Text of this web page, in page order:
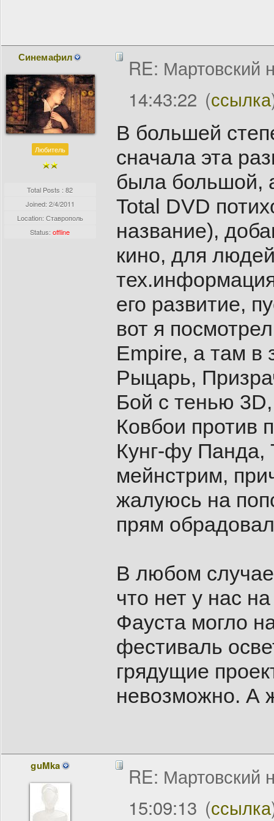
Синемафил
Любитель
Total Posts : 82
Joined: 2/4/2011
Location: Ставрополь
Status:offline
RE: Мартовский
14:43:22 (ссылка
В большей
сначала эта
была большой,
Total DVD
название),
кино, для
его развитие,
вот я
Empire, а там
Рыцарь,
Бой с тенью
Ковбои против
Кунг-фу
мейнстрим,
жалуюсь на
прям
В любом
что нет у нас
Фауста могло
фестиваль
грядущие
невозможно. А
guMka
RE: Мартовский
15:09:13 (ссылка